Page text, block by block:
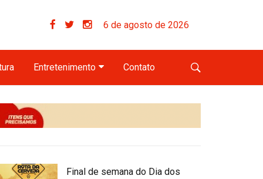
6 de agosto de 2026
Entretenimento Contato
Final de semana do Dia dos